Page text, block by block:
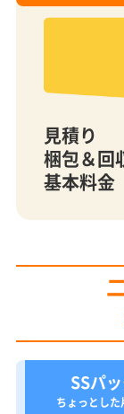
見積り
梱包＆回
基本料金
SSパ
ちょっとした